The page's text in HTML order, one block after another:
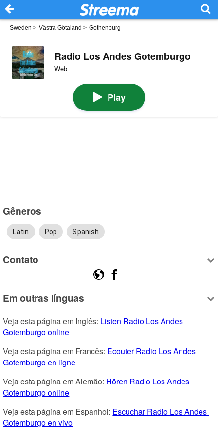
Sweden > Västra Götaland > Gothenburg
Radio Los Andes Gotemburgo
Web
Play
Gêneros
Latin Pop Spanish
Contato
Em outras línguas
Veja esta página em Inglês: Listen Radio Los Andes
Gotemburgo online
Veja esta página em Francês: Ecouter Radio Los Andes
Gotemburgo en ligne
Veja esta página em Alemão: Hören Radio Los Andes
Gotemburgo online
Veja esta página em Espanhol: Escuchar Radio Los Andes
Gotemburgo en vivo